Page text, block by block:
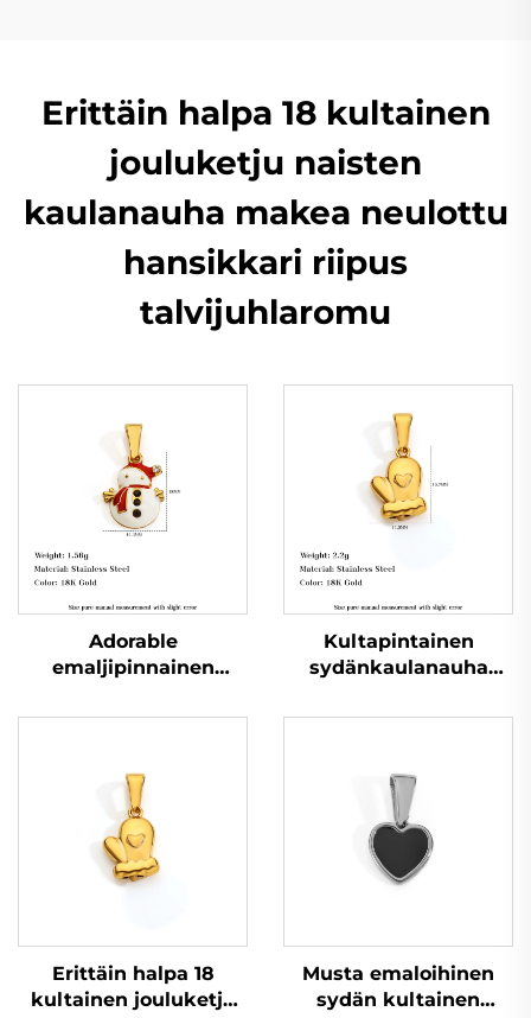
Erittäin halpa 18 kultainen
jouluketju naisten
kaulanauha makea neulottu
hansikkari riipus
talvijuhlaromu
Adorable
emaljipinnainen
teräskaulanauha
uudenvuoden lahjaksi
juhlajuhlaromua,
erittäin halpa
Kultapintainen
sydänkaulanauha
tehtäviin tarvikkeisiin
Erittäin halpa 18
kultainen jouluketju
Musta emaloihinen
sydän kultainen